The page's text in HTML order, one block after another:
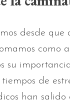
desde que
como
su
tiempos de
han salido